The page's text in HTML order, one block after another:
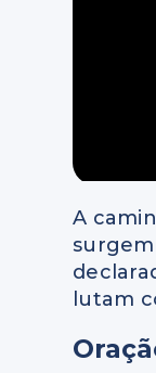
A
surgem
lutam